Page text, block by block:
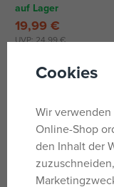
auf Lager
UVP:24,99 €
19,99 €
Cookies
Wir
Online-Shop
den Inhalt der